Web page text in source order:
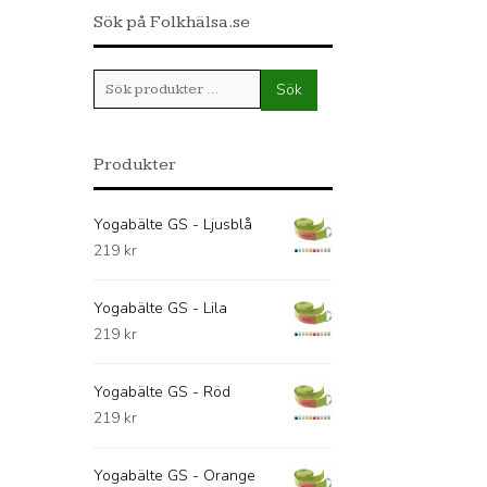
Sök på Folkhälsa.se
Sök
efter:
Sök
Produkter
Yogabälte GS - Ljusblå
219 kr
Yogabälte GS - Lila
219 kr
Yogabälte GS - Röd
219 kr
Yogabälte GS - Orange